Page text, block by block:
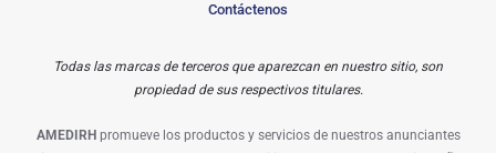
Contáctenos
Todas las marcas de terceros que aparezcan en nuestro sitio, son
propiedad de sus respectivos titulares.
AMEDIRH promueve los productos y servicios de nuestros anunciantes